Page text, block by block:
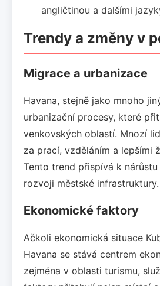
angličtinou a dalšími
Trendy a změny v
Migrace a urbanizace
Havana, stejně jako mnoho
urbanizační procesy, které
venkovských oblastí. Mnozí
za prací, vzděláním a lepšími
Tento trend přispívá k
rozvoji městské infrastruktury.
Ekonomické faktory
Ačkoli ekonomická situace
Havana se stává centrem
zejména v oblasti turismu,